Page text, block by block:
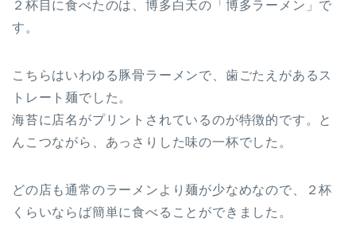
２杯目に食べたのは、博多白天の「博多ラーメン」で
す。
こちらはいわゆる豚骨ラーメンで、歯ごたえがあるス
トレート麺でした。
海苔に店名がプリントされているのが特徴的です。と
んこつながら、あっさりした味の一杯でした。
どの店も通常のラーメンより麺が少なめなので、２杯
くらいならば簡単に食べることができました。